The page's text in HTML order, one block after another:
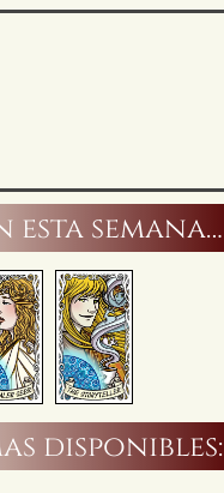
esta semana…
disponibles: